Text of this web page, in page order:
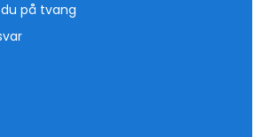
på tvang